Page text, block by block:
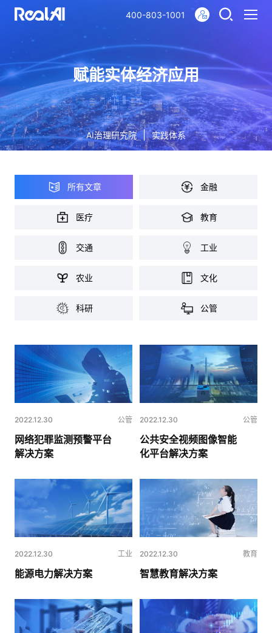
400-803-1001
赋能实体经济应用
AI治理研究院 | 实践体系
所有文章 金融
医疗 教育
交通 工业
农业 文化
科研 公管
2022.12.30 公管
网络犯罪监测预警平台
解决方案
2022.12.30 公管
公共安全视频图像智能
化平台解决方案
2022.12.30 工业
能源电力解决方案
2022.12.30 教育
智慧教育解决方案